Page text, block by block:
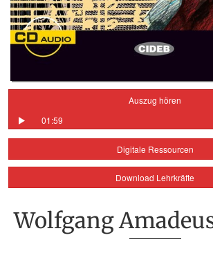
Auszug hören
01:59
Digitale Ressourcen
Download Lehrkräfte
Wolfgang